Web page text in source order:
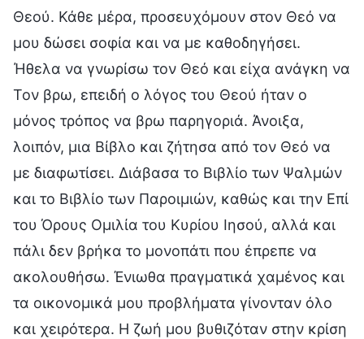
Θεού. Κάθε μέρα, προσευχόμουν στον Θεό να
μου δώσει σοφία και να με καθοδηγήσει.
Ήθελα να γνωρίσω τον Θεό και είχα ανάγκη να
Τον βρω, επειδή ο λόγος του Θεού ήταν ο
μόνος τρόπος να βρω παρηγοριά. Άνοιξα,
λοιπόν, μια Βίβλο και ζήτησα από τον Θεό να
με διαφωτίσει. Διάβασα το Βιβλίο των Ψαλμών
και το Βιβλίο των Παροιμιών, καθώς και την Επί
του Όρους Ομιλία του Κυρίου Ιησού, αλλά και
πάλι δεν βρήκα το μονοπάτι που έπρεπε να
ακολουθήσω. Ένιωθα πραγματικά χαμένος και
τα οικονομικά μου προβλήματα γίνονταν όλο
και χειρότερα. Η ζωή μου βυθιζόταν στην κρίση